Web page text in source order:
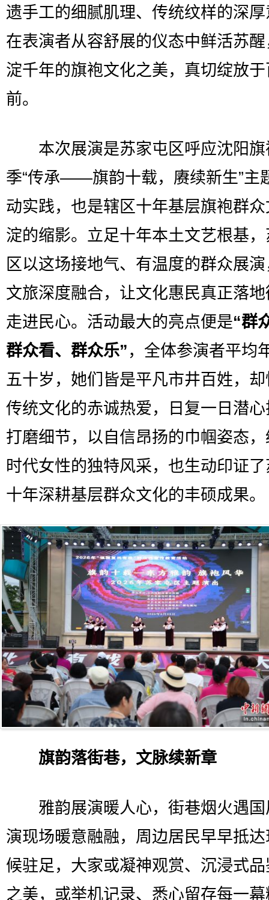
遗手工的细腻肌理、传统纹样的深
在表演者从容舒展的仪态中鲜活苏
淀千年的旗袍文化之美，真切绽放
前。
本次展演是苏家屯区呼应沈阳旗
季“传承——旗韵十载，赓续新生”主
动实践，也是辖区十年基层旗袍群
淀的缩影。立足十年本土文艺根基
区以这场接地气、有温度的群众展
文旅深度融合，让文化惠民真正落
走进民心。活动最大的亮点便是“群
群众看、群众乐” ，全体参演者平均
五十岁，她们皆是平凡市井百姓，
传统文化的赤诚热爱，日复一日潜
打磨细节，以自信昂扬的巾帼姿态
时代女性的独特风采，也生动印证
十年深耕基层群众文化的丰硕成果。
旗韵落街巷，文脉续新章
雅韵展演暖人心，街巷烟火遇国
演现场暖意融融，周边居民早早抵
候驻足，大家或凝神观赏、沉浸式
之美，或举机记录、悉心留存每一